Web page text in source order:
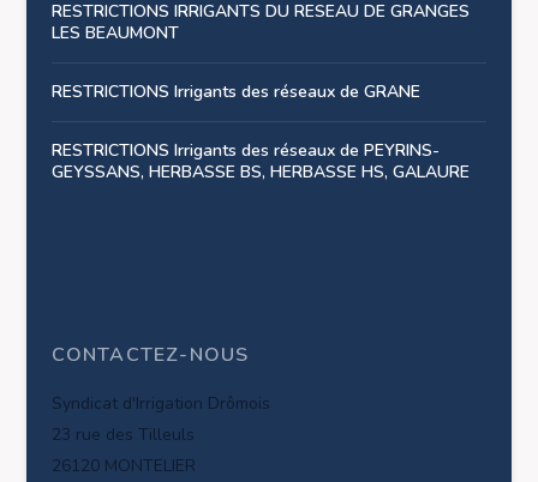
RESTRICTIONS IRRIGANTS DU RESEAU DE GRANGES
LES BEAUMONT
RESTRICTIONS Irrigants des réseaux de GRANE
RESTRICTIONS Irrigants des réseaux de PEYRINS-
GEYSSANS, HERBASSE BS, HERBASSE HS, GALAURE
CONTACTEZ-NOUS
Syndicat d'Irrigation Drômois
23 rue des Tilleuls
26120 MONTELIER